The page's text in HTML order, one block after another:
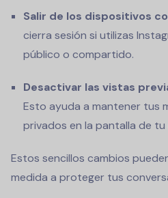
Salir de los dispositivos
cierra sesión si utilizas
público o compartido.
Desactivar las vistas
Esto ayuda a mantener tus
privados en la pantalla de
Estos sencillos cambios
medida a proteger tus